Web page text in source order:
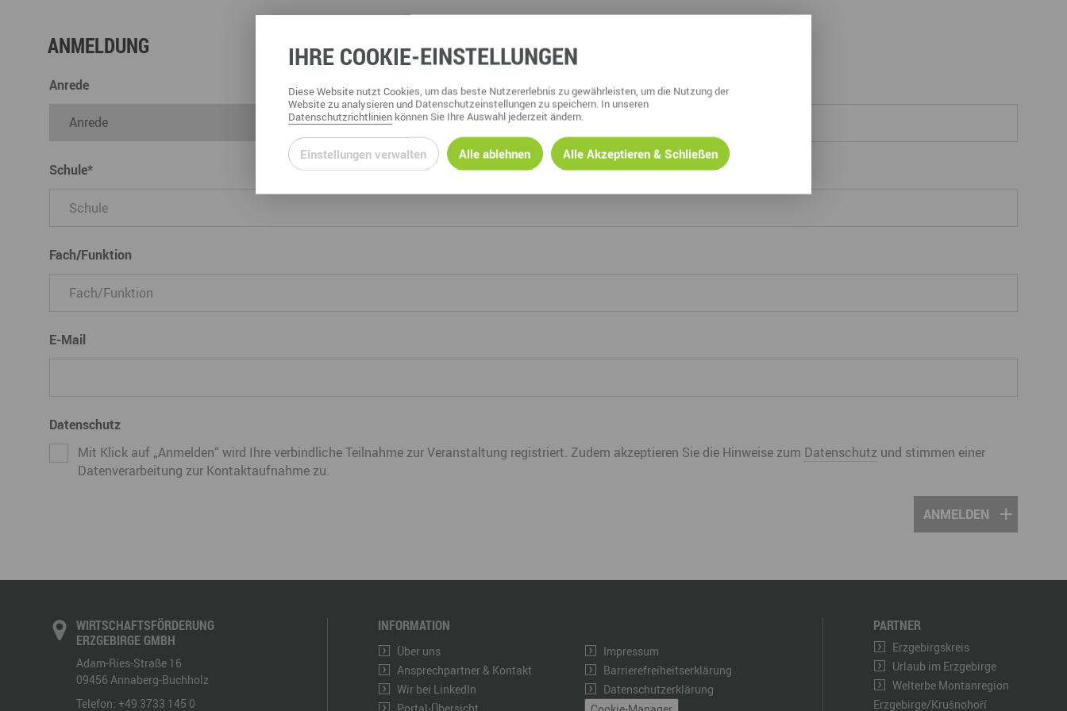
ANMELDUNG
Anrede Vorname Nachname
Schule*
Fach/Funktion
E-Mail
Datenschutz
Mit Klick auf „Anmelden“ wird Ihre verbindliche Teilnahme zur Veranstaltung registriert. Zudem akzeptieren Sie die Hinweise zum Datenschutz und stimmen einer
Datenverarbeitung zur Kontaktaufnahme zu.
WIRTSCHAFTSFÖRDERUNG
ERZGEBIRGE GMBH
Adam-Ries-Straße 16
09456 Annaberg-Buchholz
Telefon: +49 3733 145 0
INFORMATION
Über uns
Ansprechpartner & Kontakt
Wir bei LinkedIn
Impressum
Barrierefreiheitserklärung
Datenschutzerklärung
PARTNER
Erzgebirgskreis
Urlaub im Erzgebirge
Welterbe Montanregion
Erzgebirge/Krušnohoří
IHRECOOKIE-EINSTELLUNGEN
DieseWebsite nutzt Cookies, um das beste Nutzererlebnis zu gewährleisten, um die Nutzung der
Websitezu analysieren und Datenschutzeinstellungen zu speichern. In unseren
Datenschutzrichtlinien können Sie Ihre Auswahl jederzeit ändern.
Einstellungen verwalten Alle ablehnen Alle Akzeptieren & Schließen